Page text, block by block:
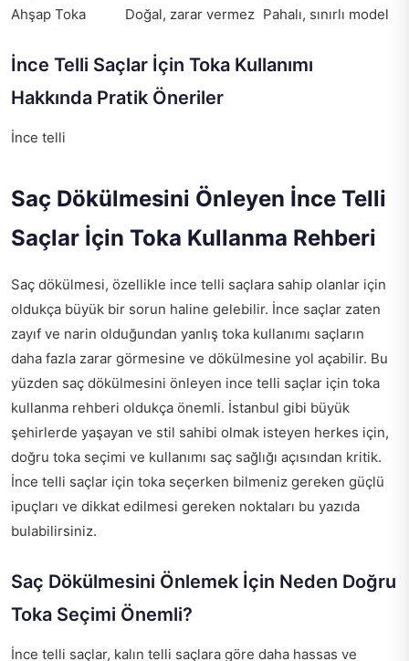
Ahşap Toka
Doğal, zarar vermez Pahalı, sınırlı model
İnce Telli Saçlar İçin Toka Kullanımı
Hakkında Pratik Öneriler
İnce telli
Saç Dökülmesini Önleyen İnce Telli
Saçlar İçin Toka Kullanma Rehberi
Saç dökülmesi, özellikle ince telli saçlara sahip olanlar için
oldukça büyük bir sorun haline gelebilir. İnce saçlar zaten
zayıf ve narin olduğundan yanlış toka kullanımı saçların
daha fazla zarar görmesine ve dökülmesine yol açabilir. Bu
yüzden saç dökülmesini önleyen ince telli saçlar için toka
kullanma rehberi oldukça önemli. İstanbul gibi büyük
şehirlerde yaşayan ve stil sahibi olmak isteyen herkes için,
doğru toka seçimi ve kullanımı saç sağlığı açısından kritik.
İnce telli saçlar için toka seçerken bilmeniz gereken güçlü
ipuçları ve dikkat edilmesi gereken noktaları bu yazıda
bulabilirsiniz.
Saç Dökülmesini Önlemek İçin Neden Doğru
Toka Seçimi Önemli?
İnce telli saçlar, kalın telli saçlara göre daha hassas ve